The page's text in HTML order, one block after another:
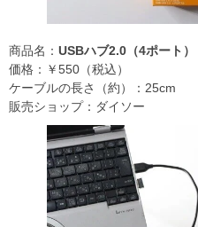
商品名： USBハブ2.0（4ポート）
価格：￥550（税込）
ケーブルの長さ（約）：25cm
販売ショップ：ダイソー